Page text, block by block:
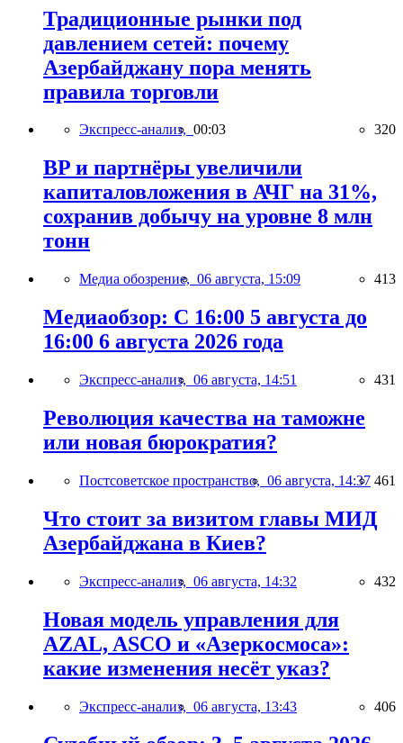
Традиционные рынки под
давлением сетей: почему
Азербайджану пора менять
правила торговли
Экспресс-анализ, 00:03 320
BP и партнёры увеличили
капиталовложения в АЧГ на 31%,
сохранив добычу на уровне 8 млн
тонн
Медиа обозрение, 06 августа, 15:09 413
Медиаобзор: С 16:00 5 августа до
16:00 6 августа 2026 года
Экспресс-анализ, 06 августа, 14:51 431
Революция качества на таможне
или новая бюрократия?
Постсоветское пространство, 06 августа, 14:37 461
Что стоит за визитом главы МИД
Азербайджана в Киев?
Экспресс-анализ, 06 августа, 14:32 432
Новая модель управления для
AZAL, ASCO и «Азеркосмоса»:
какие изменения несёт указ?
Экспресс-анализ, 06 августа, 13:43 406